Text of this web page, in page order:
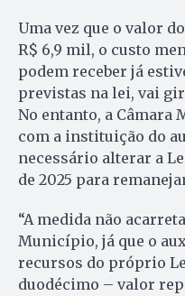
Uma vez que o valor
R$ 6,9 mil, o custo
podem receber já
previstas na lei, vai
No entanto, a Câmara
com a instituição do
necessário alterar a
de 2025 para
“A medida não
Município, já que o
recursos do próprio
duodécimo – valor